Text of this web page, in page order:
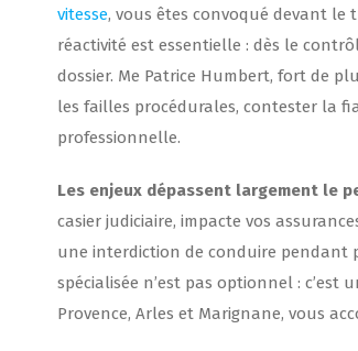
vitesse, vous êtes convoqué devant
réactivité est essentielle : dès le
dossier. Me Patrice Humbert, fort de
les failles procédurales, contester la
professionnelle.
Les enjeux dépassent largement le
casier judiciaire, impacte vos
une interdiction de conduire pendant
spécialisée n’est pas optionnel : c’est
Provence, Arles et Marignane, vous